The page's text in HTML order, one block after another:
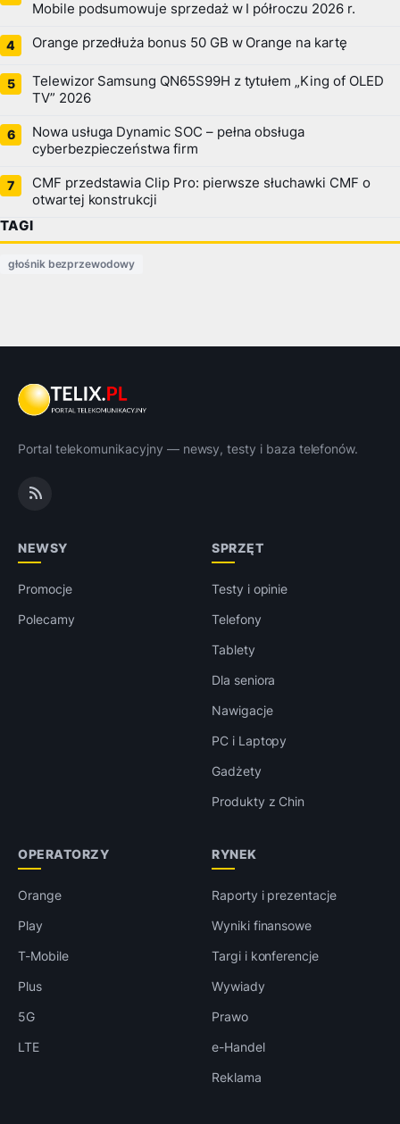
Mobile podsumowuje sprzedaż w I półroczu 2026 r.
Orange przedłuża bonus 50 GB w Orange na kartę
Telewizor Samsung QN65S99H z tytułem „King of OLED
TV” 2026
Nowa usługa Dynamic SOC – pełna obsługa
cyberbezpieczeństwa firm
CMF przedstawia Clip Pro: pierwsze słuchawki CMF o
otwartej konstrukcji
TAGI
głośnik bezprzewodowy
Portal telekomunikacyjny — newsy, testy i baza telefonów.
NEWSY
Promocje
Polecamy
SPRZĘT
Testy i opinie
Telefony
Tablety
Dla seniora
Nawigacje
PC i Laptopy
Gadżety
Produkty z Chin
OPERATORZY
Orange
Play
T-Mobile
Plus
5G
LTE
RYNEK
Raporty i prezentacje
Wyniki finansowe
Targi i konferencje
Wywiady
Prawo
e-Handel
Reklama